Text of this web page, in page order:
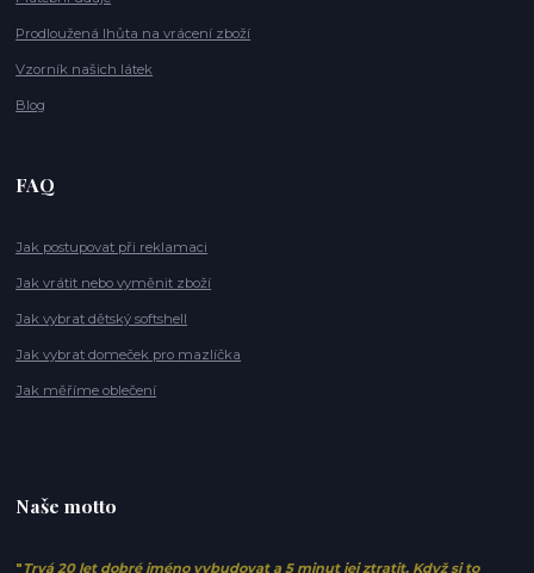
Prodloužená lhůta na vrácení zboží
Vzorník našich látek
Blog
FAQ
Jak postupovat při reklamaci
Jak vrátit nebo vyměnit zboží
Jak vybrat dětský softshell
Jak vybrat domeček pro mazlíčka
Jak měříme oblečení
Naše motto
" Trvá 20 let dobré jméno vybudovat a 5 minut jej ztratit. Když si to